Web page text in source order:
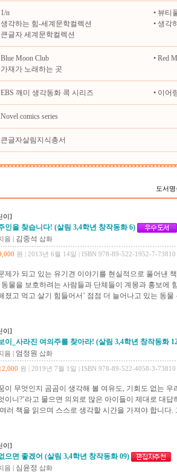
1/n • 뷰티
생각하는 힘-세계문학컬렉션 • 생각
큰글자 세계문학컬렉션
Blue Moon Club • Red
가재가 노래하는 곳
EBS 깨미 생각동화 콕 시리즈 • 이어
Novel comics series
큰글자살림지식총서
도서명
이]
인을 찾습니다! (살림 3,4학년 창작동화 6)
음 | 김중석 삽화
원 | 2013년 6월 14일 | ISBN 978-89-522-1952-7-73810
제가 되고 있는 유기견 이야기를 현실적으로 풀어낸
동물을 보호하려는 사람들과 단체들이 계몽과 홍보에
졌고 먹고 살기 힘들어서’ 점점 더 늘어나고 있는 동
이]
이_사라진 여의주를 찾아라! (살림 3,4학년 창작동화
음 | 엄정원 삽화
원 | 2019년 7월 1일 | ISBN 978-89-522-4058-3-73810
이 무엇인지 곰곰이 생각해 볼 여유도, 기회도 없는 우
이니?’라고 물으면 의외로 많은 아이들이 제대로 대
러 책을 읽으며 스스로 생각할 시간을 가져야 합니다.
이]
으면 좋겠어 (살림 3,4학년 창작동화 09)
음 | 심윤정 삽화